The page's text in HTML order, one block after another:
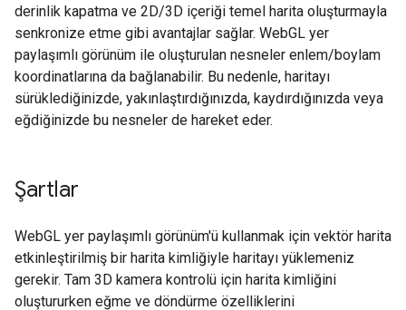
derinlik kapatma ve 2D/3D içeriği temel harita oluşturmayla
senkronize etme gibi avantajlar sağlar. WebGL yer
paylaşımlı görünüm ile oluşturulan nesneler enlem/boylam
koordinatlarına da bağlanabilir. Bu nedenle, haritayı
sürüklediğinizde, yakınlaştırdığınızda, kaydırdığınızda veya
eğdiğinizde bu nesneler de hareket eder.
Şartlar
WebGL yer paylaşımlı görünüm'ü kullanmak için vektör harita
etkinleştirilmiş bir harita kimliğiyle haritayı yüklemeniz
gerekir. Tam 3D kamera kontrolü için harita kimliğini
oluştururken eğme ve döndürme özelliklerini